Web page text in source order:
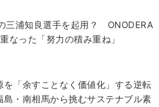
三浦知良選手を起用？ ONODERA
なった「努力の積み重ね」
を「余すことなく価値化」する逆転
島・南相馬から挑むサステナブル素